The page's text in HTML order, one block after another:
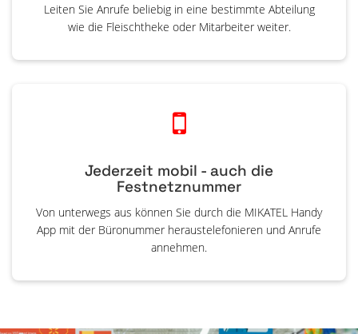
Leiten Sie Anrufe beliebig in eine bestimmte Abteilung
wie die Fleischtheke oder Mitarbeiter weiter.
Jederzeit mobil - auch die
Festnetznummer
Von unterwegs aus können Sie durch die MIKATEL Handy
App mit der Büronummer heraustelefonieren und Anrufe
annehmen.